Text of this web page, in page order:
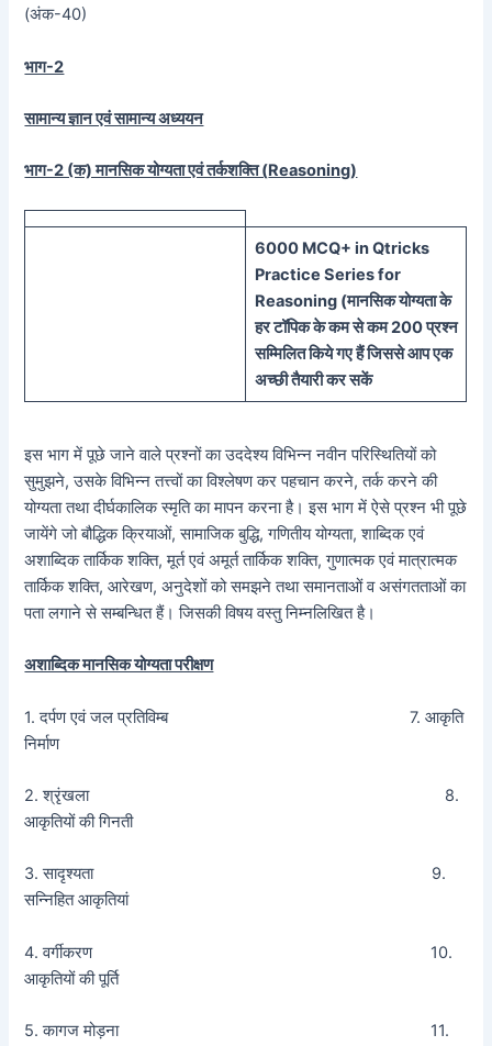
(अंक-40)
भाग-2
सामान्य ज्ञान एवं सामान्य अध्ययन
भाग-2 (क) मानसिक योग्यता एवं तर्कशक्ति (Reasoning)
6000 MCQ+ inQtricks
Practice Seriesfor
Reasoning (मानसिकयोग्यता के
हर टॉपिक के कम से कम 200 प्रश्न
सम्मिलित किये गए हैं जिससे आप एक
अच्छी तैयारी कर सकें
इस भाग में पूछे जाने वाले प्रश्नों का उददेश्य विभिन्न नवीन परिस्थितियों को
सुमुझने, उसके विभिन्न तत्त्वों का विश्लेषण कर पहचान करने, तर्क करने की
योग्यता तथा दीर्घकालिक स्मृति का मापन करना है। इस भाग में ऐसे प्रश्न भी पूछे
जायेंगे जो बौद्धिक क्रियाओं, सामाजिक बुद्धि, गणितीय योग्यता, शाब्दिक एवं
अशाब्दिक तार्किक शक्ति, मूर्त एवं अमूर्त तार्किक शक्ति, गुणात्मक एवं मात्रात्मक
तार्किक शक्ति, आरेखण, अनुदेशों को समझने तथा समानताओं व असंगतताओं का
पता लगाने से सम्बन्धित हैं। जिसकी विषय वस्तु निम्नलिखित है।
अशाब्दिक मानसिक योग्यता परीक्षण
1. दर्पण एवं जल प्रतिविम्ब 7. आकृति
निर्माण
2. श्रृंखला 8.
आकृतियों की गिनती
3. सादृश्यता 9.
सन्निहित आकृतियां
4. वर्गीकरण 10.
आकृतियों की पूर्ति
5. कागज मोड़ना 11.